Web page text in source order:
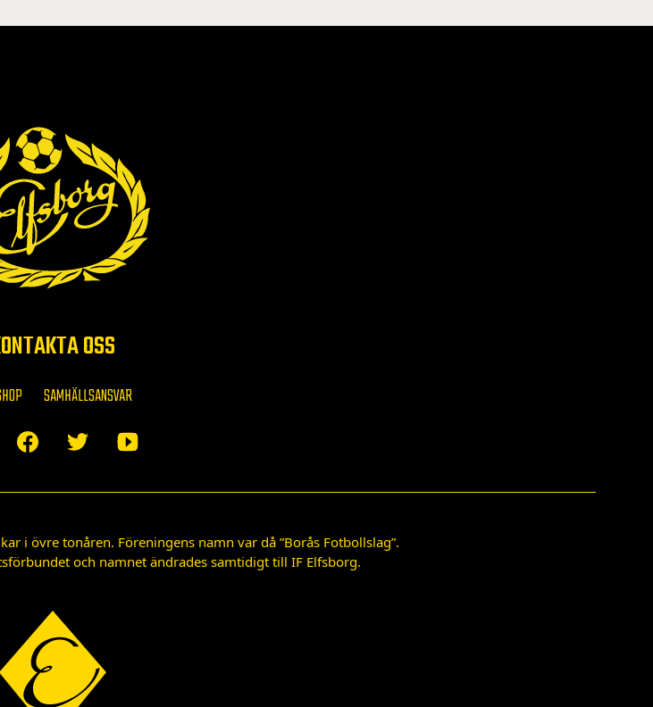
OSS
SAMHÄLLSANSVAR
i övre tonåren. Föreningens namn var då ”Borås Fotbollslag”.
och namnet ändrades samtidigt till IF Elfsborg.